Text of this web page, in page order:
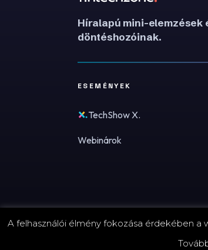
Híralapú mini-elemzések
döntéshozóinak.
ESEMÉNYEK
TechShow X.
Webinárok
© 2026 FinTechZone.hu - A FinTech
A felhasználói élmény fokozása érdekében a